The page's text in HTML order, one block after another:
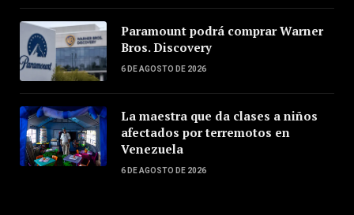
Paramount podrá comprar Warner
Bros. Discovery
6 DE AGOSTO DE 2026
La maestra que da clases a niños
afectados por terremotos en
Venezuela
6 DE AGOSTO DE 2026